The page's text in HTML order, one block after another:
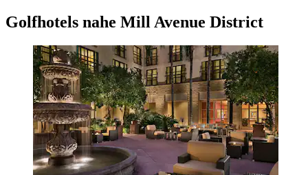
Golfhotels nahe Mill Avenue District